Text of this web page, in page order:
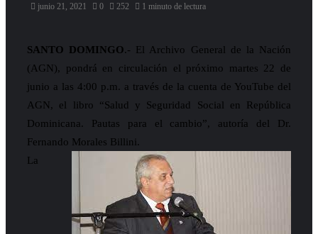
junio 21, 2021 0 252 1 minuto de lectura
SANTO DOMINGO.- El Archivo General de la Nación
(AGN), pondrá en circulación el próximo martes 22 de
junio a las 4:00 p.m. a través de la cuenta de YouTube del
AGN, el libro “Salud y Seguridad Social en República
Dominicana. Pautas para el cambio”, autoría del Dr.
Fernando Morales Billini.
La